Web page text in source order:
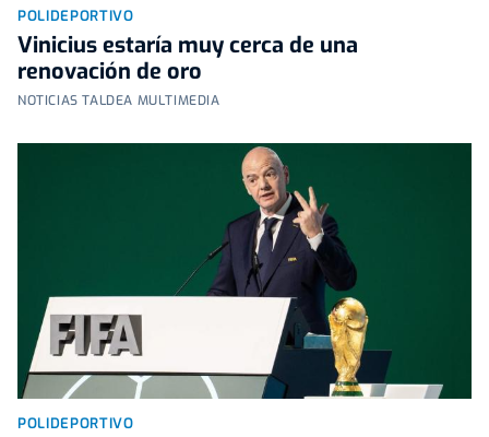
POLIDEPORTIVO
Vinicius estaría muy cerca de una
renovación de oro
NOTICIAS TALDEA MULTIMEDIA
POLIDEPORTIVO